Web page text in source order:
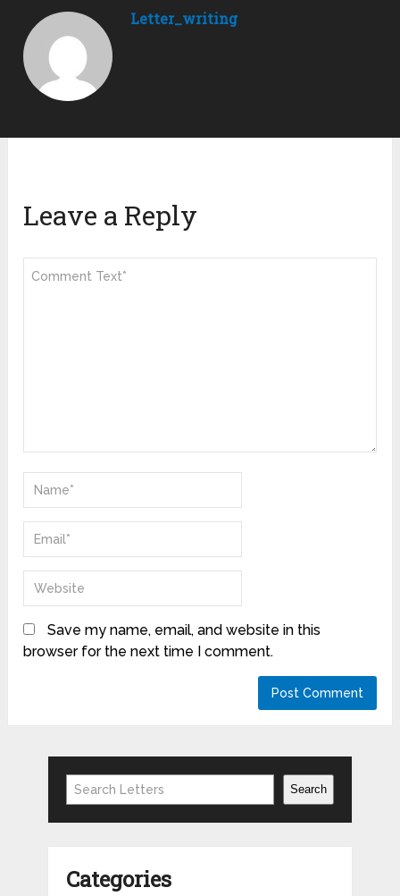
Letter_writing
Leave a Reply
Save my name, email, and website in this
browser for the next time I comment.
Search Search
Categories